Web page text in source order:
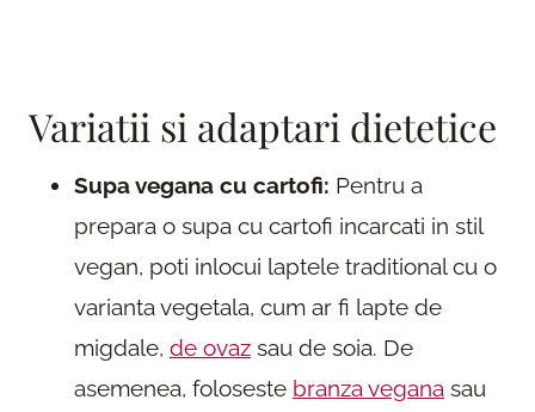
Variatii si adaptari dietetice
Supa vegana cu cartofi: Pentru a
prepara o supa cu cartofi incarcati in stil
vegan, poti inlocui laptele traditional cu o
varianta vegetala, cum ar fi lapte de
migdale, de ovaz sau de soia. De
asemenea, foloseste branza vegana sau